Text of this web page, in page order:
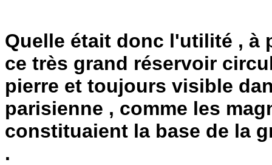
Quelle était donc l'utilité , à
ce très grand réservoir
pierre et toujours visible
parisienne , comme les
constituaient la base de la
.